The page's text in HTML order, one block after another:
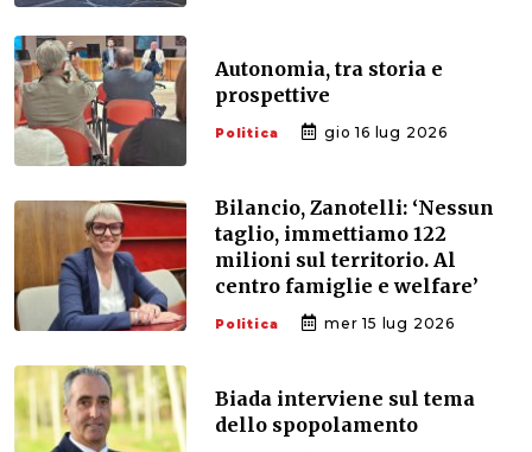
Autonomia, tra storia e
prospettive
Politica gio 16 lug 2026
Bilancio, Zanotelli: ‘Nessun
taglio, immettiamo 122
milioni sul territorio. Al
centro famiglie e welfare’
Politica mer 15 lug 2026
Biada interviene sul tema
dello spopolamento